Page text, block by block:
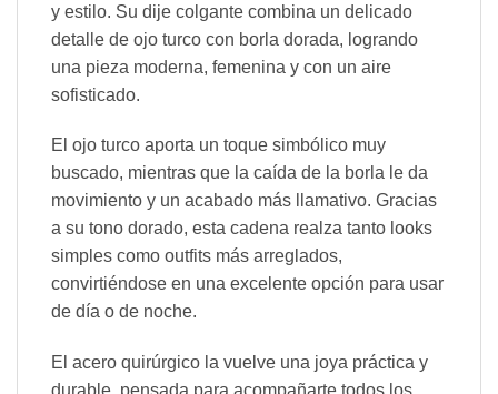
y estilo. Su dije colgante combina un delicado
detalle de ojo turco con borla dorada, logrando
una pieza moderna, femenina y con un aire
sofisticado.
El ojo turco aporta un toque simbólico muy
buscado, mientras que la caída de la borla le da
movimiento y un acabado más llamativo. Gracias
a su tono dorado, esta cadena realza tanto looks
simples como outfits más arreglados,
convirtiéndose en una excelente opción para usar
de día o de noche.
El acero quirúrgico la vuelve una joya práctica y
durable, pensada para acompañarte todos los